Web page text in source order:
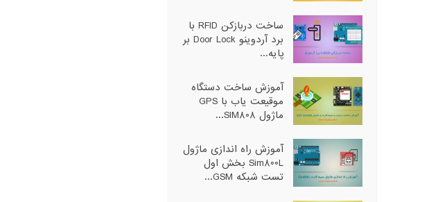
ساخت دربازکن RFID با
برد آردوینو Door Lock بر
پایه...
آموزش ساخت دستگاه
موقیعت یاب با GPS
ماژول SIM808...
آموزش راه اندازی ماژول
Sim800L بخش اول
تست شبکه GSM...